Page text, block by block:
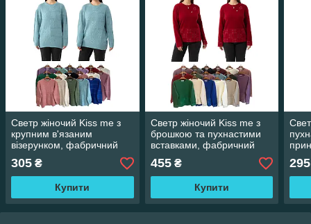
Светр жіночий Kiss me з
крупним в'язаним
візерунком, фабричний
Китай різні кольори.
Розміри XXL/XXXL
305 ₴
Купити
Светр жіночий Kiss me з
брошкою та пухнастими
вставками, фабричний
Китай різні кольори.
Розміри XXL/XXXL
455₴
Купити
295